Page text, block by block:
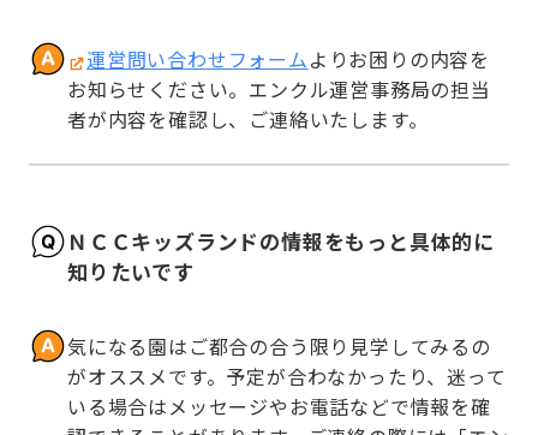
運営問い合わせフォームよりお困りの内容を
お知らせください。エンクル運営事務局の担当
者が内容を確認し、ご連絡いたします。
ＮＣＣキッズランドの情報をもっと具体的に
知りたいです
気になる園はご都合の合う限り見学してみるの
がオススメです。予定が合わなかったり、迷って
いる場合はメッセージやお電話などで情報を確